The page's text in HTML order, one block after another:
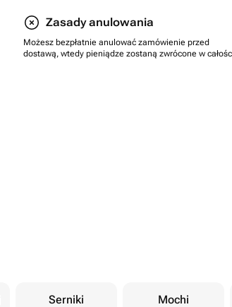
Zasady anulowania
Możesz bezpłatnie anulować zamówienie przed
dostawą, wtedy pieniądze zostaną zwrócone w
Serniki Mochi